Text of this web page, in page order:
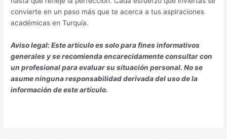
convierte en un paso más que te acerca a tus aspiraciones
académicas en Turquía.
Aviso legal: Este artículo es solo para fines informativos
generales y se recomienda encarecidamente consultar con
un profesional para evaluar su situación personal. No se
asume ninguna responsabilidad derivada del uso de la
información de este artículo.